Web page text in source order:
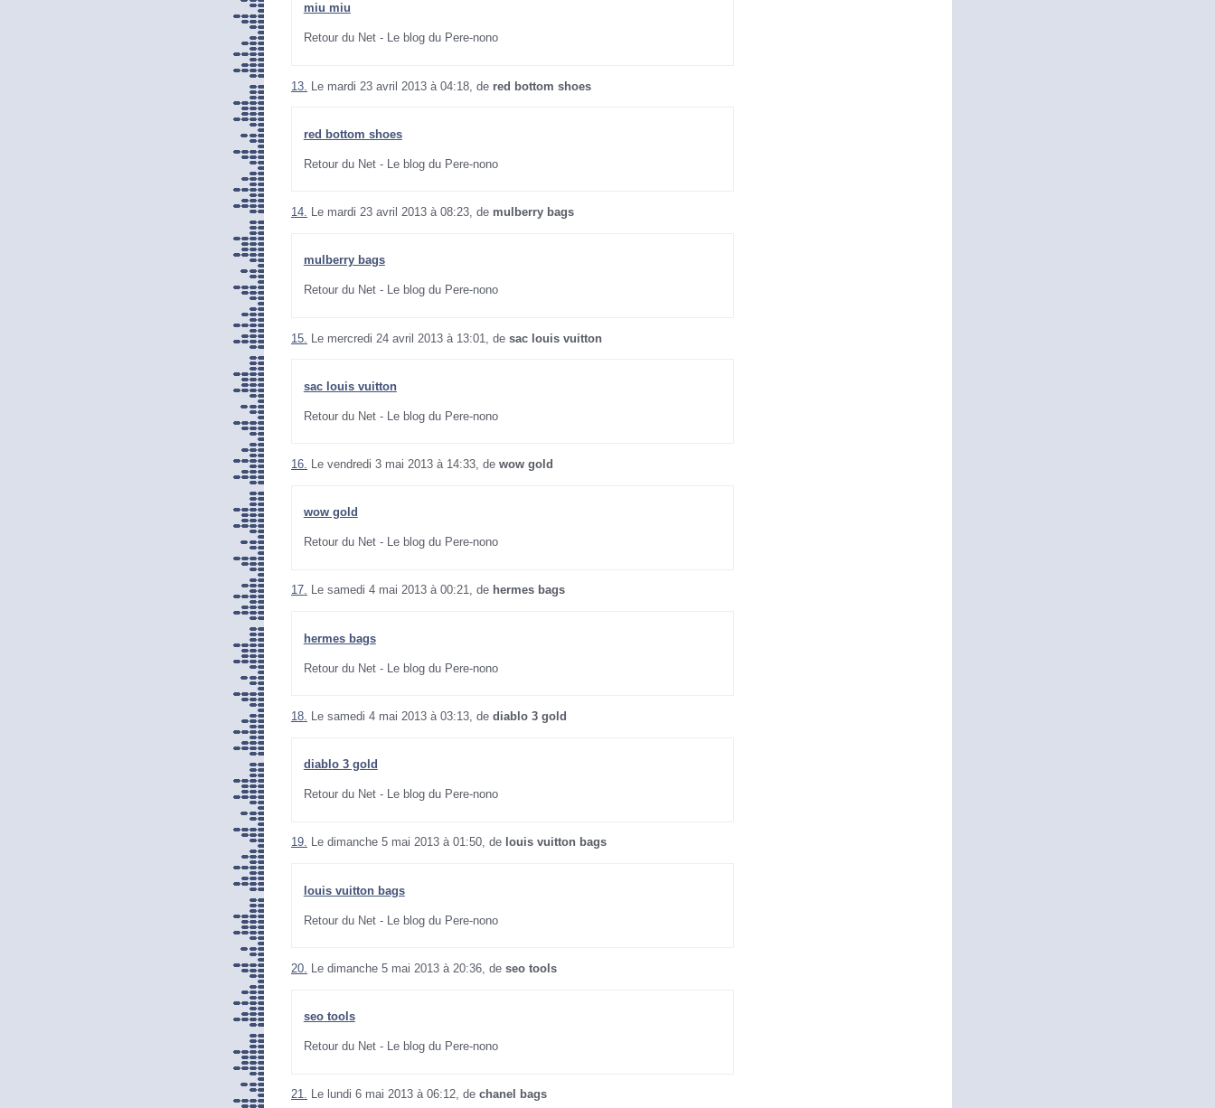
miu miu
Retour du Net - Le blog du Pere-nono
13. Le mardi 23 avril 2013 à 04:18, de red bottom shoes
red bottom shoes
Retour du Net - Le blog du Pere-nono
14. Le mardi 23 avril 2013 à 08:23, de mulberry bags
mulberry bags
Retour du Net - Le blog du Pere-nono
15. Le mercredi 24 avril 2013 à 13:01, de sac louis vuitton
sac louis vuitton
Retour du Net - Le blog du Pere-nono
16. Le vendredi 3 mai 2013 à 14:33, de wow gold
wow gold
Retour du Net - Le blog du Pere-nono
17. Le samedi 4 mai 2013 à 00:21, de hermes bags
hermes bags
Retour du Net - Le blog du Pere-nono
18. Le samedi 4 mai 2013 à 03:13, de diablo 3 gold
diablo 3 gold
Retour du Net - Le blog du Pere-nono
19. Le dimanche 5 mai 2013 à 01:50, de louis vuitton bags
louis vuitton bags
Retour du Net - Le blog du Pere-nono
20. Le dimanche 5 mai 2013 à 20:36, de seo tools
seo tools
Retour du Net - Le blog du Pere-nono
21. Le lundi 6 mai 2013 à 06:12, de chanel bags